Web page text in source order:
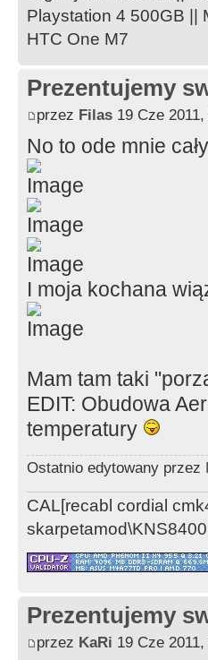
Playstation 4 500GB ||
HTC One M7
Prezentujemy
przez Filas 19 Cze
No to ode mnie
I moja kochana
Mam tam taki
EDIT: Obudowa
temperatury
Ostatnio edytowany przez
CAL[recabl cordial
Prezentujemy
przez KaRi 19 Cze